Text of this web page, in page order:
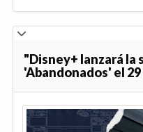
"Disney+ lanzará la
'Abandonados' el